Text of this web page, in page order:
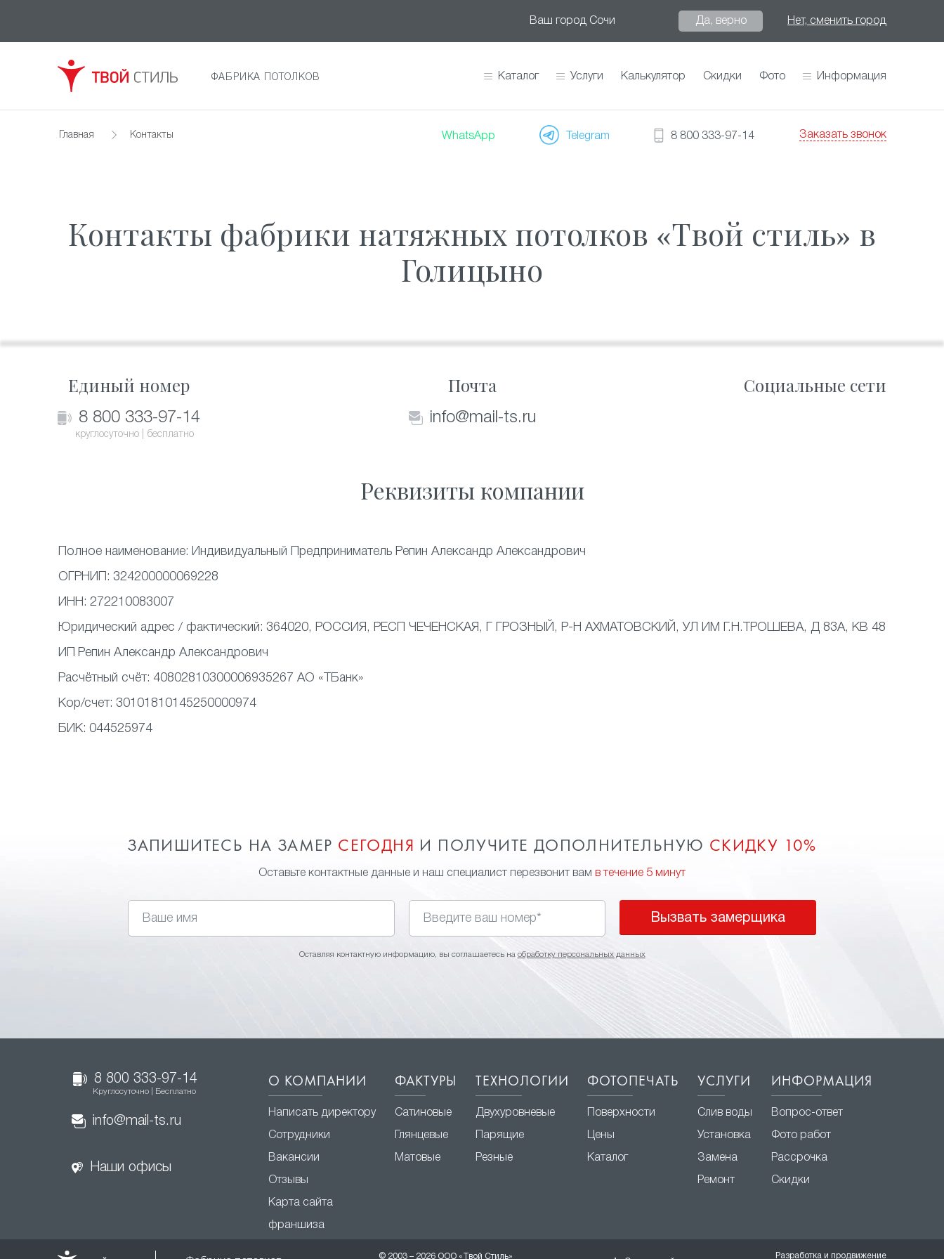
Ваш город Сочи Да, верно Нет, сменить город
ФАБРИКА ПОТОЛКОВ Каталог Услуги Калькулятор Скидки Фото Информация
Главная Контакты WhatsApp Telegram 8 800 333-97-14 Заказать звонок
Контакты фабрики натяжных потолков «Твой стиль» в
Голицыно
Единый номер
8 800 333-97-14
круглосуточно | бесплатно
Почта
info@mail-ts.ru
Социальные сети
Реквизиты компании
Полное наименование: Индивидуальный Предприниматель Репин Александр Александрович
ОГРНИП: 324200000069228
ИНН: 272210083007
Юридический адрес / фактический: 364020, РОССИЯ, РЕСП ЧЕЧЕНСКАЯ, Г ГРОЗНЫЙ, Р-Н АХМАТОВСКИЙ, УЛ ИМ Г.Н.ТРОШЕВА, Д 83А, КВ 48
ИП Репин Александр Александрович
Расчётный счёт: 40802810300006935267 АО «ТБанк»
Кор/счет: 30101810145250000974
БИК: 044525974
ЗАПИШИТЕСЬ НА ЗАМЕР СЕГОДНЯ И ПОЛУЧИТЕ ДОПОЛНИТЕЛЬНУЮ СКИДКУ 10%
Оставьте контактные данные и наш специалист перезвонит вам в течение 5 минут
Вызвать замерщика
Оставляя контактную информацию, вы соглашаетесь на обработку персональных данных
8 800 333-97-14
Круглосуточно | Бесплатно
info@mail-ts.ru
Наши офисы
О КОМПАНИИ
Написать директору
Сотрудники
Вакансии
Отзывы
Карта сайта
франшиза
ФАКТУРЫ
Сатиновые
Глянцевые
Матовые
ТЕХНОЛОГИИ
Двухуровневые
Парящие
Резные
ФОТОПЕЧАТЬ
Поверхности
Цены
Каталог
УСЛУГИ
Слив воды
Установка
Замена
Ремонт
ИНФОРМАЦИЯ
Вопрос-ответ
Фото работ
Рассрочка
Скидки
© 2003 – 2026 ООО «Твой Стиль» Разработка и продвижение